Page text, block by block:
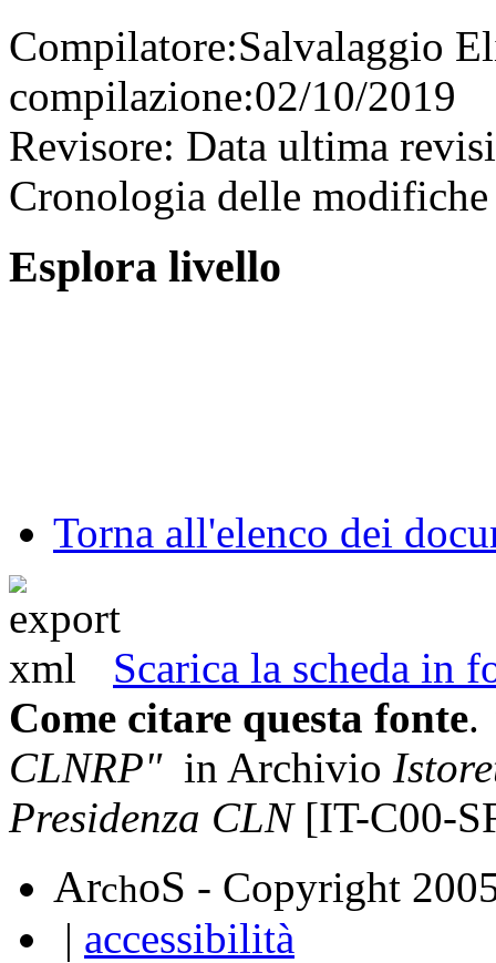
Compilatore:Salvalaggio
compilazione:02/10/2019
Revisore: Data ultima
Cronologia delle
Esplora livello
Torna all'elenco dei
Scarica la scheda in
Come citare questa fonte.
CLNRP"in Archivio
Presidenza CLN[IT-C00-
ArchoS - Copyright
| accessibilità